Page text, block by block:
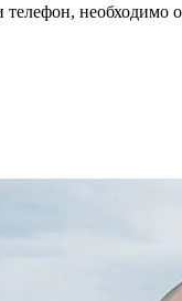
необходимо